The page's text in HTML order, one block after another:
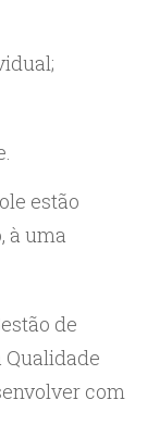
estão
à uma
de
Qualidade
com